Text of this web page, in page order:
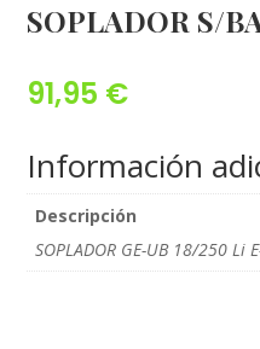
SOPLADOR S/
91,95 €
Información
Descripción
SOPLADOR GE-UB 18/250 Li